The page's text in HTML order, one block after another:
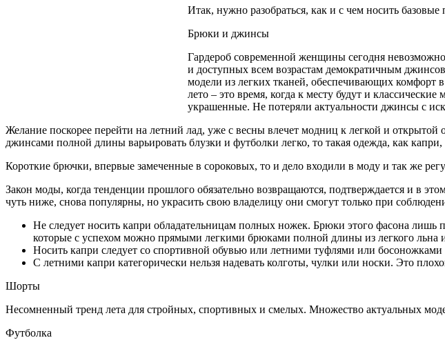
Итак, нужно разобраться, как и с чем носить
Брюки и джинсы
Гардероб современной женщины сегодня
и доступных всем возрастам демократичным
модели из легких тканей, обеспечивающих комфорт
лето – это время, когда к месту будут и
украшенные. Не потеряли актуальности джинсы с
Желание поскорее перейти на летний лад, уже с весны влечет модниц к легкой и
джинсами полной длины варьировать блузки и футболки легко, то такая одежда, как
Короткие брючки, впервые замеченные в сороковых, то и дело входили в моду и так же
Закон моды, когда тенденции прошлого обязательно возвращаются, подтверждается и в
чуть ниже, снова популярны, но украсить свою владелицу они смогут только при
Не следует носить капри обладательницам полных ножек. Брюки этого фасона
которые с успехом можно прямыми легкими брюками полной длины из легкого льна
Носить капри следует со спортивной обувью или летними туфлями или босоножками
С летними капри категорически нельзя надевать колготы, чулки или носки. Это
Шорты
Несомненный тренд лета для стройных, спортивных и смелых. Множество актуальных
Футболка